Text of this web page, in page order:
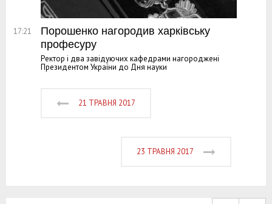
17:21
Порошенко нагородив харківську
професуру
Ректор і два завідуючих кафедрами нагороджені
Президентом України до Дня науки
21 ТРАВНЯ 2017
23 ТРАВНЯ 2017